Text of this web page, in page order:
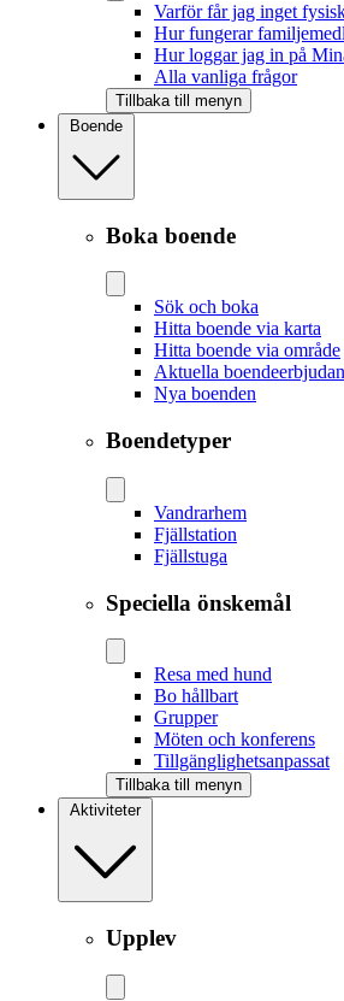
Varför får jag inget
Hur fungerar
Hur loggar jag in på
Alla vanliga frågor
Tillbaka till menyn
Boende
Boka boende
Sök och boka
Hitta boende via karta
Hitta boende via område
Aktuella
Nya boenden
Boendetyper
Vandrarhem
Fjällstation
Fjällstuga
Speciella önskemål
Resa med hund
Bo hållbart
Grupper
Möten och konferens
Tillgänglighetsanpassat
Tillbaka till menyn
Aktiviteter
Upplev